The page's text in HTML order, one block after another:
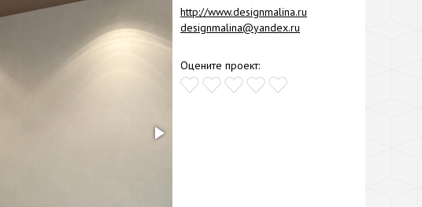
http://www.designmalina.ru
designmalina@yandex.ru
Оцените проект: